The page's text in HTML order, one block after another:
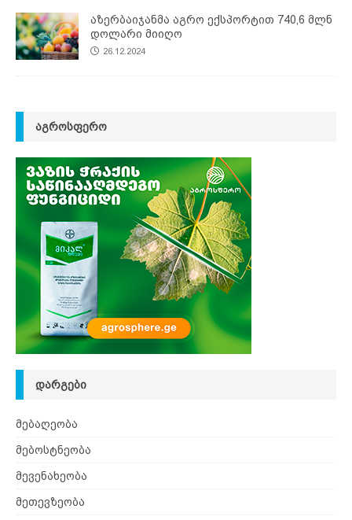
აზერბაიჯანმა აგრო ექსპორტით 740,6 მლნ
დოლარი მიიღო
26.12.2024
ᲐᲒᲠᲝᲡᲤᲔᲠᲝ
ᲓᲐᲠᲒᲔᲑᲘ
მებაღეობა
მებოსტნეობა
მევენახეობა
მეთევზეობა